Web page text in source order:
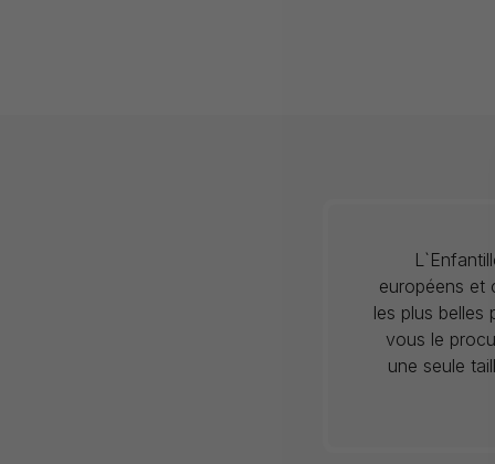
européens et
les plus belles
vous le
une seule